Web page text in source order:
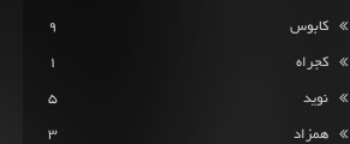
کابوس 9
کجراه 1
نوید 5
همزاد 3